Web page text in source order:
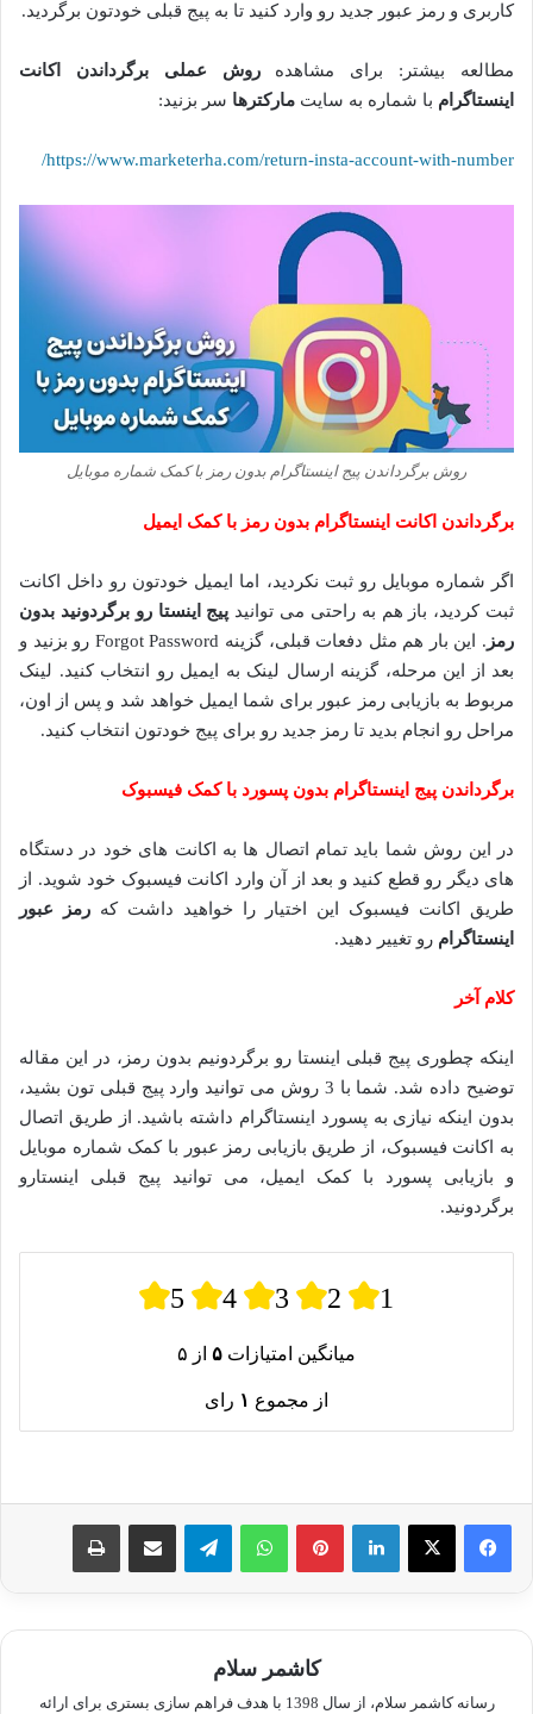
کاربری و رمز عبور جدید رو وارد کنید تا به پیج قبلی خودتون برگردید.
مطالعه بیشتر: برای مشاهدهروش عملی برگرداندن اکانت
اینستاگرام با شماره به سایت مارکترها سر بزنید:
https://www.marketerha.com/return-insta-account-with-number/
روش برگرداندن پیج اینستاگرام بدون رمز با کمک شماره موبایل
برگرداندن اکانت اینستاگرام بدون رمز با کمک ایمیل
اگر شماره موبایل رو ثبت نکردید، اما ایمیل خودتون رو داخل اکانت
ثبت کردید، باز هم به راحتی می توانید پیج اینستا رو برگردونید بدون
رمز
. این بار هم مثل دفعات قبلی، گزینه Forgot Password رو بزنید و
بعد از این مرحله، گزینه ارسال لینک به ایمیل رو انتخاب کنید. لینک
مربوط به بازیابی رمز عبور برای شما ایمیل خواهد شد و پس از اون،
مراحل رو انجام بدید تا رمز جدید رو برای پیج خودتون انتخاب کنید.
برگرداندن پیج اینستاگرام بدون پسورد با کمک فیسبوک
در این روش شما باید تمام اتصال ها به اکانت های خود در دستگاه
های دیگر رو قطع کنید و بعد از آن وارد اکانت فیسبوک خود شوید. از
طریق اکانت فیسبوک این اختیار را خواهید داشت که رمز عبور
اینستاگرام رو تغییر دهید.
کلام آخر
اینکه چطوری پیج قبلی اینستا رو برگردونیم بدون رمز، در این مقاله
توضیح داده شد. شما با 3 روش می توانید وارد پیج قبلی تون بشید،
بدون اینکه نیازی به پسورد اینستاگرام داشته باشید. از طریق اتصال
به اکانت فیسبوک، از طریق بازیابی رمز عبور با کمک شماره موبایل
و بازیابی پسورد با کمک ایمیل، می توانید پیج قبلی اینستارو
برگردونید.
5 4 3 2 1
میانگین امتیازات ۵ از ۵
از مجموع ۱ رای
لینکدین پینترستواتس آپ تلگرام اشتراک گذاری از طریق ایمیل چاپ
کاشمر سلام
رسانه کاشمر سلام، از سال 1398 با هدف فراهم سازی بستری برای ارائه